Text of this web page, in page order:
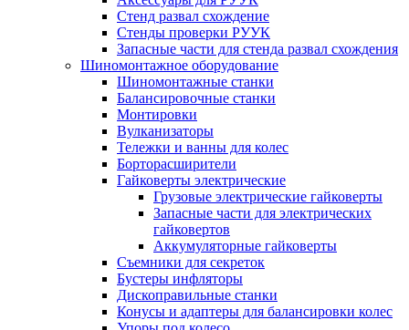
Стенд развал схождение
Стенды проверки РУУК
Запасные части для стенда развал схождения
Шиномонтажное оборудование
Шиномонтажные станки
Балансировочные станки
Монтировки
Вулканизаторы
Тележки и ванны для колес
Борторасширители
Гайковерты электрические
Грузовые электрические гайковерты
Запасные части для электрических
гайковертов
Аккумуляторные гайковерты
Съемники для секреток
Бустеры инфляторы
Дископравильные станки
Конусы и адаптеры для балансировки колес